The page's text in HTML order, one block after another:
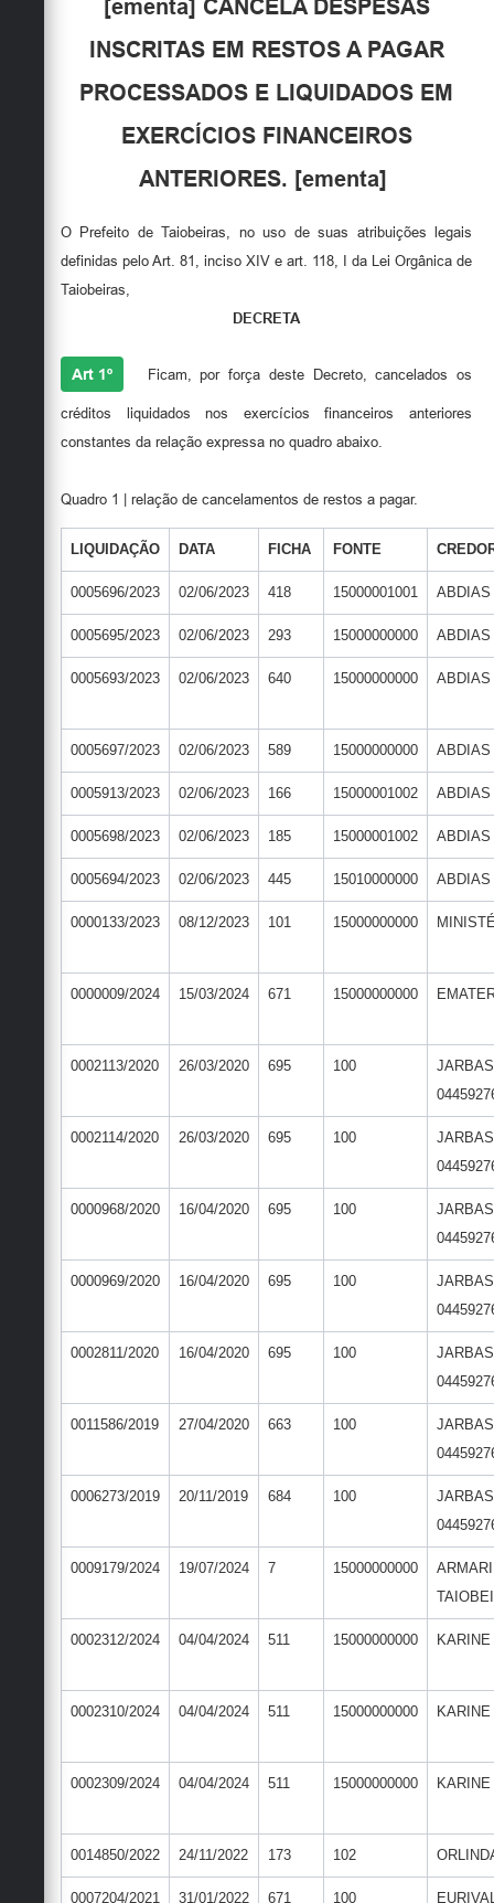
Telefones Úteis
Sala M. do Empreendedor
Secretarias
[ementa] CANCELA DESPESAS
INSCRITAS EM RESTOS A PAGAR
PROCESSADOS E LIQUIDADOS EM
EXERCÍCIOS FINANCEIROS
ANTERIORES. [ementa]
O Prefeito de Taiobeiras, no uso de suas atribuições legais
definidas pelo Art. 81, inciso XIV e art. 118, I da Lei Orgânica de
Taiobeiras,
DECRETA
Art 1º Ficam, por força deste Decreto, cancelados os
créditos liquidados nos exercícios financeiros anteriores
constantes da relação expressa no quadro abaixo.
Quadro 1 | relação de cancelamentos de restos a pagar.
LIQUIDAÇÃO DATA FICHA FONTE
0005696/2023 02/06/2023 418 15000001001 ABDIAS
0005695/2023 02/06/2023 293 15000000000 ABDIAS
0005693/2023 02/06/2023 640 15000000000 ABDIAS
0005697/2023 02/06/2023 589 15000000000 ABDIAS
0005913/2023 02/06/2023 166 15000001002 ABDIAS
0005698/2023 02/06/2023 185 15000001002 ABDIAS
0005694/2023 02/06/2023 445 15010000000 ABDIAS
0000133/2023 08/12/2023 101 15000000000
0000009/2024 15/03/2024 671 15000000000
0002113/2020 26/03/2020 695 100
0002114/2020 26/03/2020 695 100
0000968/2020 16/04/2020 695 100
0000969/2020 16/04/2020 695 100
0002811/2020 16/04/2020 695 100
0011586/2019 27/04/2020 663 100
0006273/2019 20/11/2019 684 100
0009179/2024 19/07/2024 7 15000000000
0002312/2024 04/04/2024 511 15000000000
0002310/2024 04/04/2024 511 15000000000
0002309/2024 04/04/2024 511 15000000000
0014850/2022 24/11/2022 173 102
0007204/2021 31/01/2022 671 100